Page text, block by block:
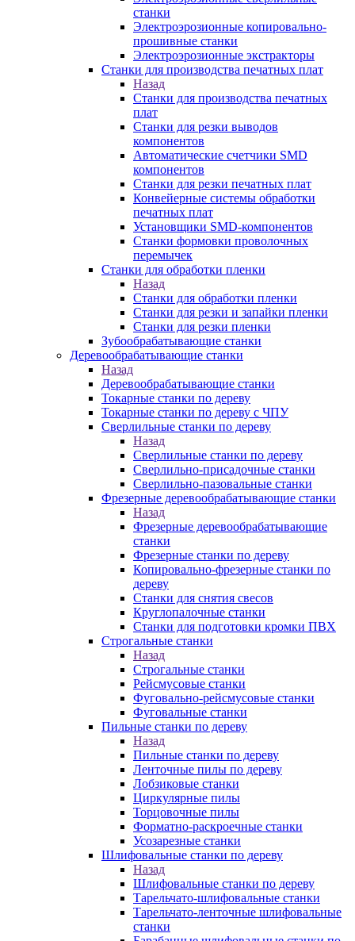
станки
Электроэрозионные копировально-
прошивные станки
Электроэрозионные экстракторы
Станки для производства печатных плат
Назад
Станки для производства печатных
плат
Станки для резки выводов
компонентов
Автоматические счетчики SMD
компонентов
Станки для резки печатных плат
Конвейерные системы обработки
печатных плат
Установщики SMD-компонентов
Станки формовки проволочных
перемычек
Станки для обработки пленки
Назад
Станки для обработки пленки
Станки для резки и запайки пленки
Станки для резки пленки
Зубообрабатывающие станки
Деревообрабатывающие станки
Назад
Деревообрабатывающие станки
Токарные станки по дереву
Токарные станки по дереву с ЧПУ
Сверлильные станки по дереву
Назад
Сверлильные станки по дереву
Сверлильно-присадочные станки
Сверлильно-пазовальные станки
Фрезерные деревообрабатывающие станки
Назад
Фрезерные деревообрабатывающие
станки
Фрезерные станки по дереву
Копировально-фрезерные станки по
дереву
Станки для снятия свесов
Круглопалочные станки
Станки для подготовки кромки ПВХ
Строгальные станки
Назад
Строгальные станки
Рейсмусовые станки
Фуговально-рейсмусовые станки
Фуговальные станки
Пильные станки по дереву
Назад
Пильные станки по дереву
Ленточные пилы по дереву
Лобзиковые станки
Циркулярные пилы
Торцовочные пилы
Форматно-раскроечные станки
Усозарезные станки
Шлифовальные станки по дереву
Назад
Шлифовальные станки по дереву
Тарельчато-шлифовальные станки
Тарельчато-ленточные шлифовальные
станки